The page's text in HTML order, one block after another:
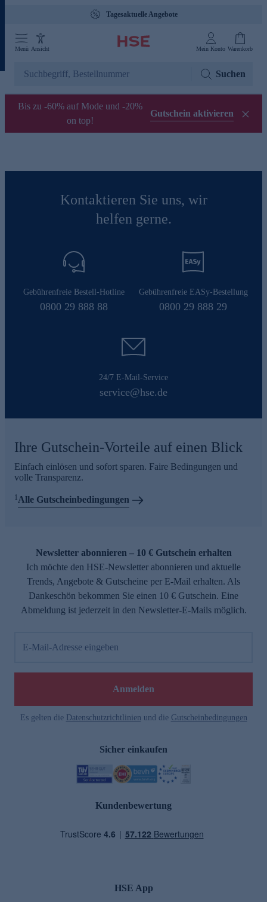
Tagesaktuelle Angebote
Menü Ansicht Mein Konto Warenkorb
Suchen
Bis zu -60% auf Mode und -20%
on top!
Gutschein aktivieren
Kontaktieren Sie uns, wir
helfen gerne.
Gebührenfreie Bestell-Hotline
0800 29 888 88
Gebührenfreie EASy-Bestellung
0800 29 888 29
24/7 E-Mail-Service
service@hse.de
Ihre Gutschein-Vorteile auf einen Blick
Einfach einlösen und sofort sparen. Faire Bedingungen und
volle Transparenz.
1Alle Gutscheinbedingungen
Newsletter abonnieren – 10 € Gutschein erhalten
Ich möchte den HSE-Newsletter abonnieren und aktuelle
Trends, Angebote & Gutscheine per E-Mail erhalten. Als
Dankeschön bekommen Sie einen 10 € Gutschein. Eine
Abmeldung ist jederzeit in den Newsletter-E-Mails möglich.
E-Mail-Adresse eingeben
Anmelden
Es gelten die Datenschutzrichtlinien und die Gutscheinbedingungen
Sicher einkaufen
Kundenbewertung
HSE App